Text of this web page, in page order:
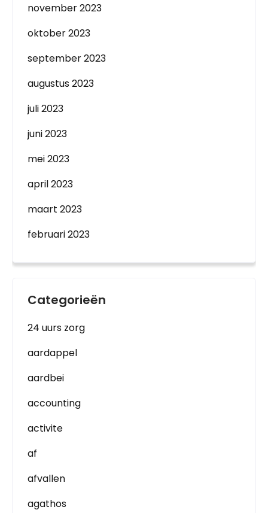
november 2023
oktober 2023
september 2023
augustus 2023
juli 2023
juni 2023
mei 2023
april 2023
maart 2023
februari 2023
Categorieën
24 uurs zorg
aardappel
aardbei
accounting
activite
af
afvallen
agathos